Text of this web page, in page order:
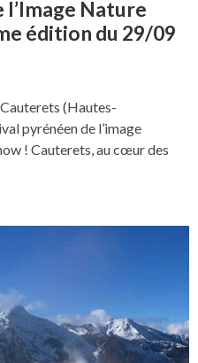
l’Image Nature
édition du 29/09
(Hautes-
pyrénéen de l’image
! Cauterets, au cœur des